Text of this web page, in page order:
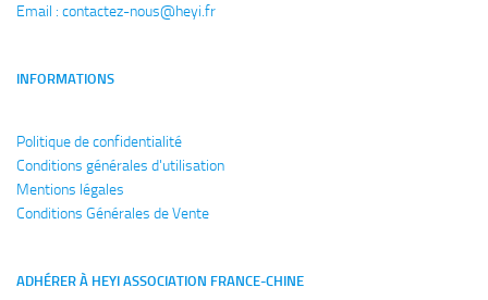
Email : contactez-nous@heyi.fr
INFORMATIONS
Politique de confidentialité
Conditions générales d'utilisation
Mentions légales
Conditions Générales de Vente
ADHÉRER À HEYI ASSOCIATION FRANCE-CHINE